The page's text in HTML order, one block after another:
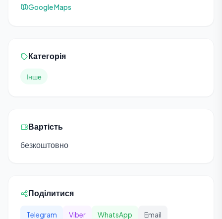
Google Maps
Категорія
Інше
Вартість
безкоштовно
Поділитися
Telegram Viber WhatsApp Email